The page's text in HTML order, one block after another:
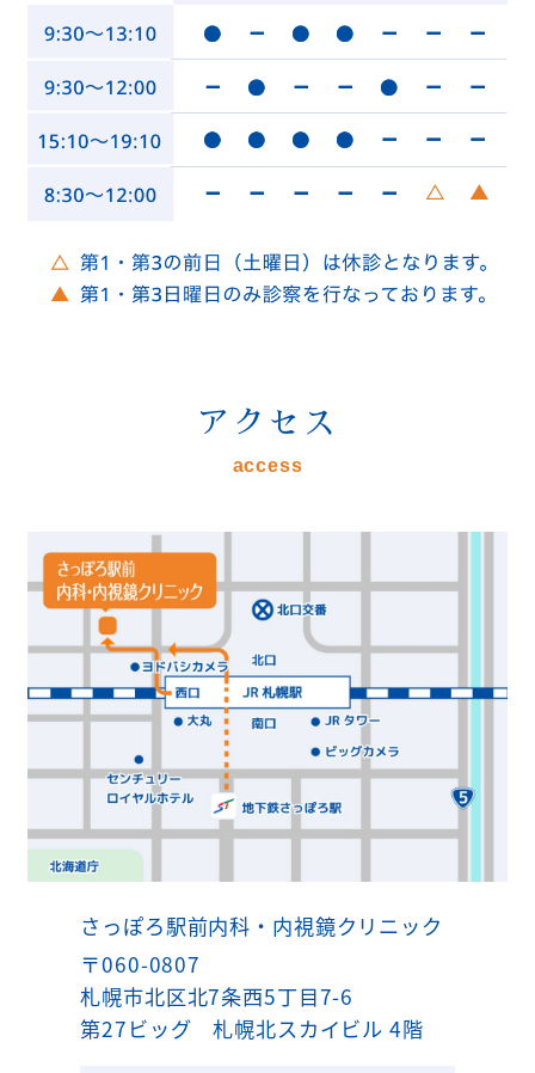
アクセス
access
さっぽろ駅前内科・内視鏡クリニック
〒060-0807
札幌市北区北7条西5丁目7-6
第27ビッグ 札幌北スカイビル 4階